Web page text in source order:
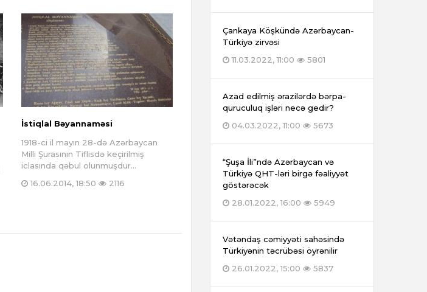
İstiqlal Bəyannaməsi
1918-ci il mayın 28-də Azərbaycan
Milli Şurasının Tiflisdə keçirilmiş
iclasında qəbul olunmuşdur...
16.06.2014, 18:50
2116
Çankaya Köşkündə Azərbaycan-
Türkiyə zirvəsi
11.03.2022, 11:00
5801
Azad edilmiş ərazilərdə bərpa-
quruculuq işləri necə gedir?
04.03.2022, 11:00
5673
“Şuşa İli”ndə Azərbaycan və
Türkiyə QHT-ləri birgə fəaliyyət
göstərəcək
28.01.2022, 16:00
5949
Vətəndaş cəmiyyəti sahəsində
Türkiyənin təcrübəsi öyrənilir
26.01.2022, 15:00
5837